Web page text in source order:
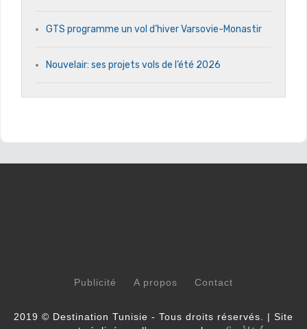
GTS programme un vol d’hiver Varsovie-Monastir
Nouvelair: ses projets vols de l’été 2026
Publicité A propos Contact
2019 © Destination Tunisie - Tous droits réservés. | Site